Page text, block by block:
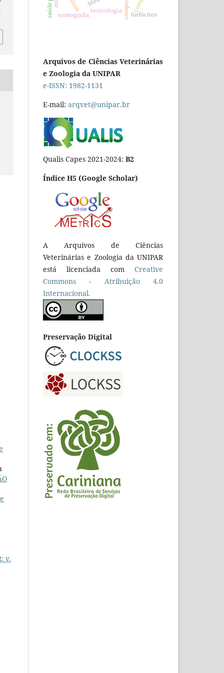
v.
toxicologia
termografia. linfócitos
Arquivos de Ciências Veterinárias
e Zoologia da UNIPAR
e-ISSN: 1982-1131
E-mail: arqvet@unipar.br
Qualis Capes 2021-2024: B2
Índice H5 (Google Scholar)
A Arquivos de Ciências
Veterinárias e Zoologia da UNIPAR
está licenciada com Creative
Commons - Atribuição 4.0
Internacional.
Preservação Digital